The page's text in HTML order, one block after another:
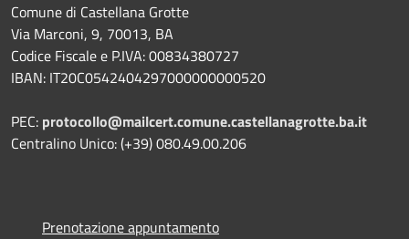
Comune di Castellana Grotte
Via Marconi, 9, 70013, BA
Codice Fiscale e P.IVA: 00834380727
IBAN: IT20C0542404297000000000520
PEC: protocollo@mailcert.comune.castellanagrotte.ba.it
Centralino Unico: (+39) 080.49.00.206
Prenotazione appuntamento